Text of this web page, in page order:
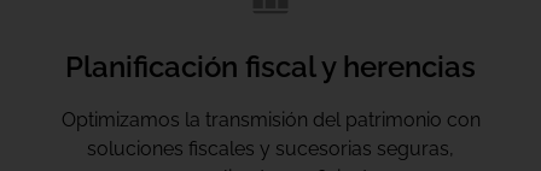
Planificación fiscal y herencias
Optimizamos la transmisión del patrimonio con
soluciones fiscales y sucesorias seguras,